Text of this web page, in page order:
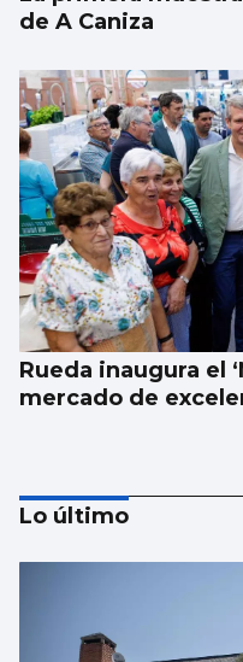
de A Caniza
Rueda inaugura el
mercado de
Lo último